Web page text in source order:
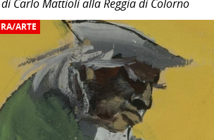
Carlo Mattioli alla Reggia di Colorno
ARTE